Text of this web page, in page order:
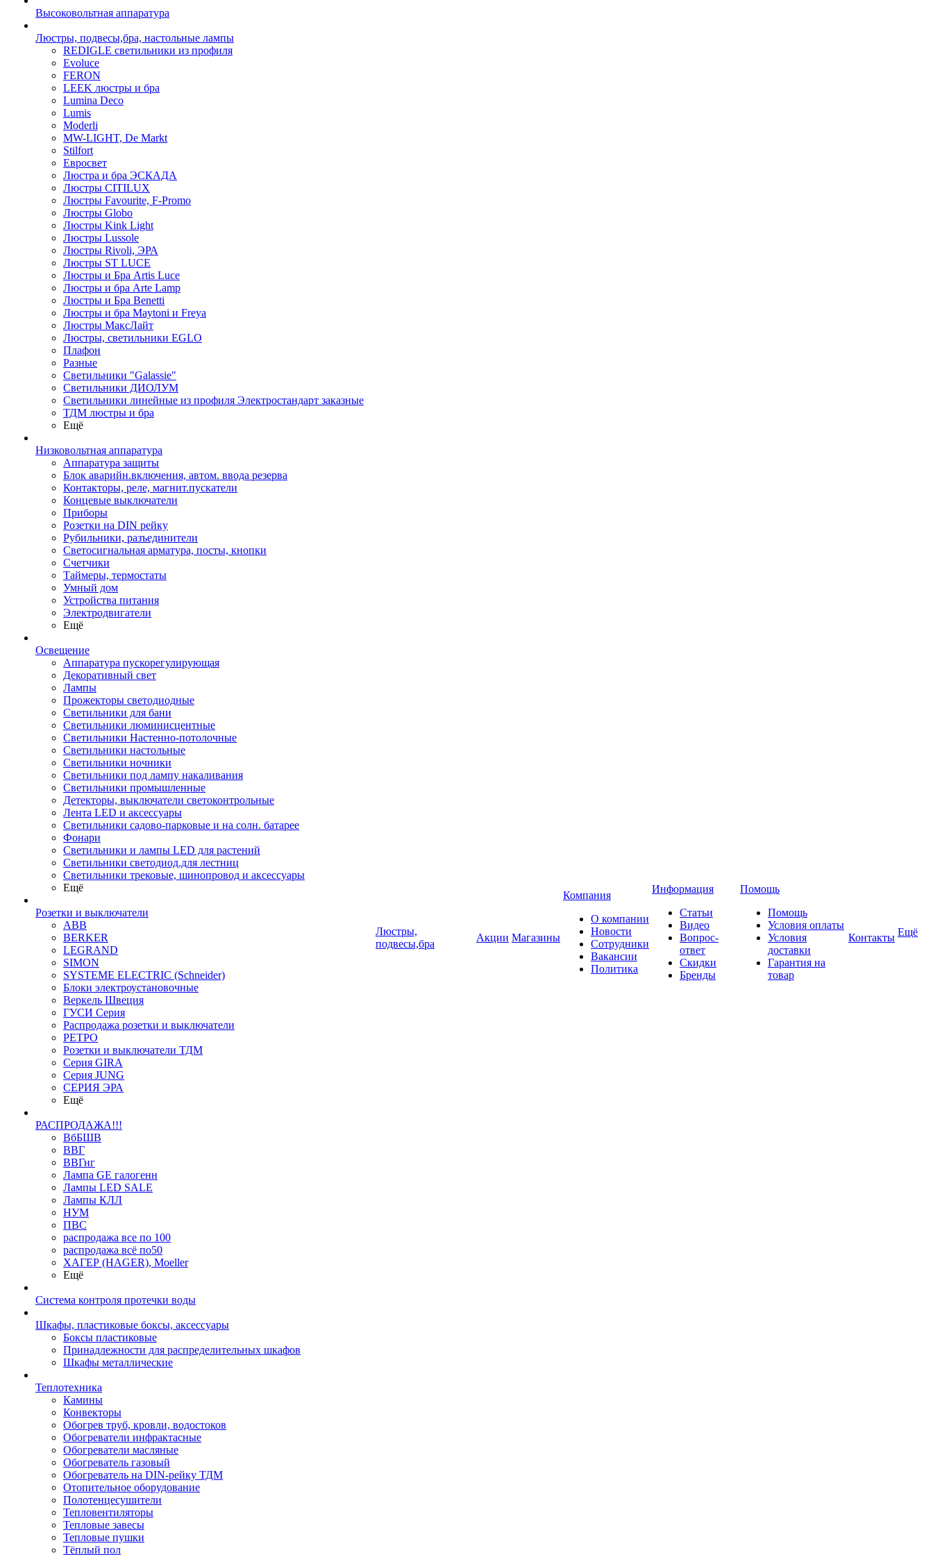
Высоковольтная аппаратура
Люстры, подвесы,бра, настольные лампы
REDIGLE светильники из профиля
Evoluce
FERON
LEEK люстры и бра
Lumina Deco
Lumis
Moderli
MW-LIGHT, De Markt
Stilfort
Евросвет
Люстра и бра ЭСКАДА
Люстры CITILUX
Люстры Favourite, F-Promo
Люстры Globo
Люстры Kink Light
Люстры Lussole
Люстры Rivoli, ЭРА
Люстры ST LUCE
Люстры и Бра Artis Luce
Люстры и бра Arte Lamp
Люстры и Бра Benetti
Люстры и бра Maytoni и Freya
Люстры МаксЛайт
Люстры, светильники EGLO
Плафон
Разные
Светильники "Galassie"
Светильники ДИОЛУМ
Светильники линейные из профиля Электростандарт заказные
ТДМ люстры и бра
Ещё
Низковольтная аппаратура
Аппаратура защиты
Блок аварийн.включения, автом. ввода резерва
Контакторы, реле, магнит.пускатели
Концевые выключатели
Приборы
Розетки на DIN рейку
Рубильники, разъединители
Светосигнальная арматура, посты, кнопки
Счетчики
Таймеры, термостаты
Умный дом
Устройства питания
Электродвигатели
Ещё
Освещение
Аппаратура пускорегулирующая
Декоративный свет
Лампы
Прожекторы светодиодные
Светильники для бани
Светильники люминисцентные
Светильники Настенно-потолочные
Светильники настольные
Светильники ночники
Светильники под лампу накаливания
Светильники промышленные
Детекторы, выключатели светоконтрольные
Лента LED и аксессуары
Светильники садово-парковые и на солн. батарее
Фонари
Светильники и лампы LED для растений
Светильники светодиод.для лестниц
Светильники трековые, шинопровод и аксессуары
Ещё
Розетки и выключатели
ABB
BERKER
LEGRAND
SIMON
SYSTEME ELECTRIC (Schneider)
Блоки электроустановочные
Веркель Швеция
ГУСИ Серия
Распродажа розетки и выключатели
РЕТРО
Розетки и выключатели ТДМ
Серия GIRA
Серия JUNG
СЕРИЯ ЭРА
Ещё
РАСПРОДАЖА!!!
ВбБШВ
ВВГ
ВВГнг
Лампа GE галогенн
Лампы LED SALE
Лампы КЛЛ
НУМ
ПВС
распродажа все по 100
распродажа всё по50
ХАГЕР (HAGER), Moeller
Ещё
Система контроля протечки воды
Шкафы, пластиковые боксы, аксессуары
Боксы пластиковые
Принадлежности для распределительных шкафов
Шкафы металлические
Теплотехника
Камины
Конвекторы
Обогрев труб, кровли, водостоков
Обогреватели инфрактасные
Обогреватели масляные
Обогреватель газовый
Обогреватель на DIN-рейку ТДМ
Отопительное оборудование
Полотенцесушители
Тепловентиляторы
Тепловые завесы
Тепловые пушки
Тёплый пол
Люстры,
подвесы,бра
Акции Магазины
Компания
О компании
Новости
Сотрудники
Вакансии
Политика
Информация
Статьи
Видео
Вопрос-
ответ
Скидки
Бренды
Помощь
Помощь
Условия оплаты
Условия
доставки
Гарантия на
товар
Контакты Ещё